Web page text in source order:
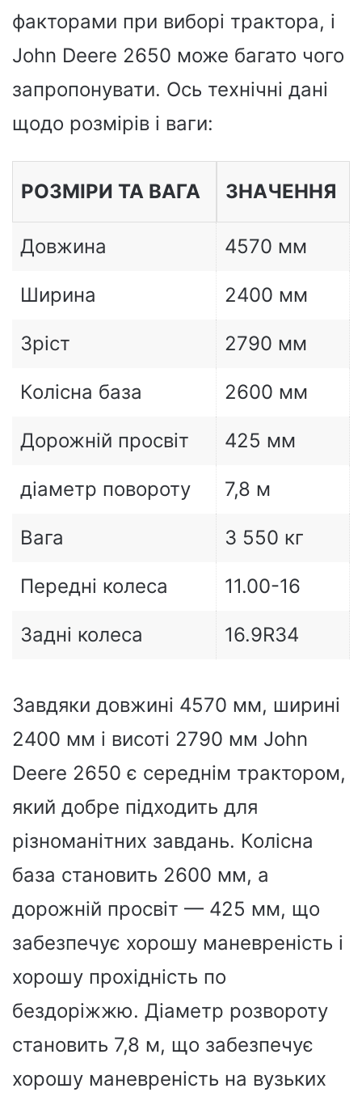
факторами при виборі трактора, і
John Deere 2650 може багато чого
запропонувати. Ось технічні дані
щодо розмірів і ваги: ​​
РОЗМІРИ ТА ВАГА ЗНАЧЕННЯ
Довжина 4570 мм
Ширина 2400 мм
Зріст 2790 мм
Колісна база 2600 мм
Дорожній просвіт 425 мм
діаметр повороту 7,8 м
Вага 3 550 кг
Передні колеса 11.00-16
Задні колеса 16.9R34
Завдяки довжині 4570 мм, ширині
2400 мм і висоті 2790 мм John
Deere 2650 є середнім трактором,
який добре підходить для
різноманітних завдань. Колісна
база становить 2600 мм, а
дорожній просвіт — 425 мм, що
забезпечує хорошу маневреність і
хорошу прохідність по
бездоріжжю. Діаметр розвороту
становить 7,8 м, що забезпечує
хорошу маневреність на вузьких